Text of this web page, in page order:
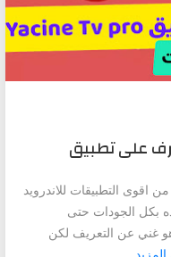
اقوى التطبيقات للاندرويد
بكل الجودات حتى
غني عن التعريف لكن